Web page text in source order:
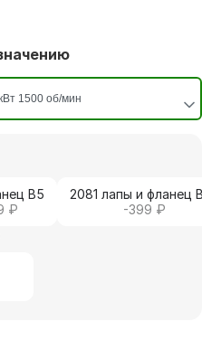
В5
₽
2081 лапы и фланец
-399 ₽